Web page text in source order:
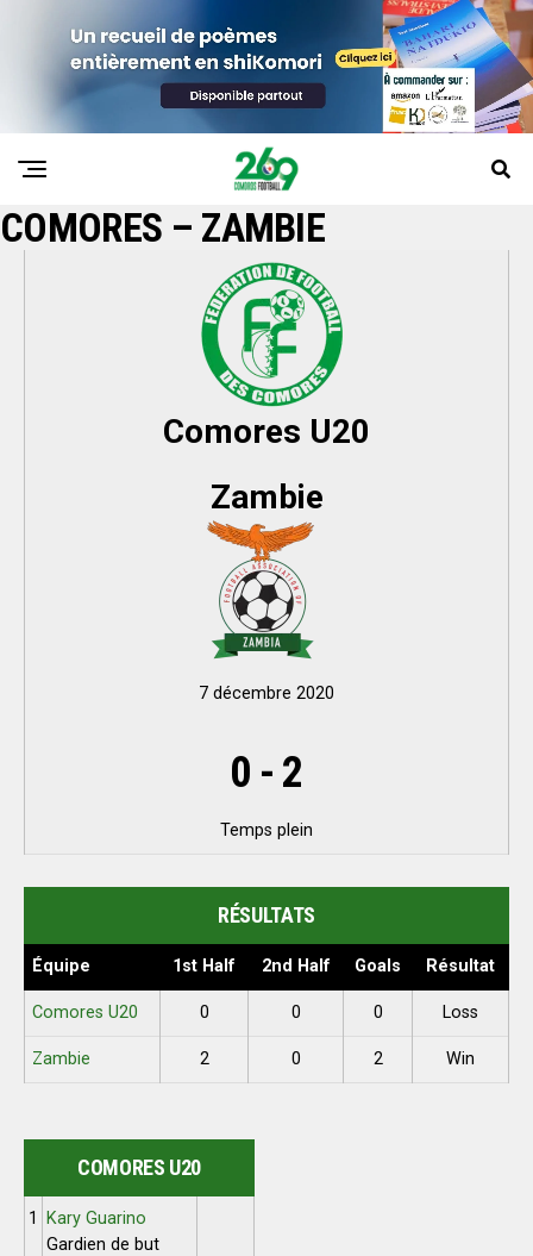
COMORES – ZAMBIE
Comores U20
Zambie
7 décembre 2020
0 - 2
Temps plein
RÉSULTATS
Équipe 1st Half 2nd Half Goals Résultat
Comores U20 0 0 0 Loss
Zambie 2 0 2 Win
COMORES U20
1
Kary Guarino
Gardien de but